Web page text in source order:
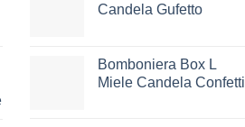
Candela Gufetto
Bomboniera Box L
Miele Candela Confetti